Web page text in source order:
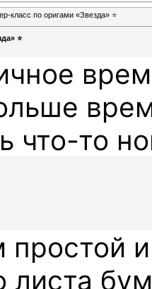
класс по оригами «Звезда» ⭐
⭐
что-то
простой
листа